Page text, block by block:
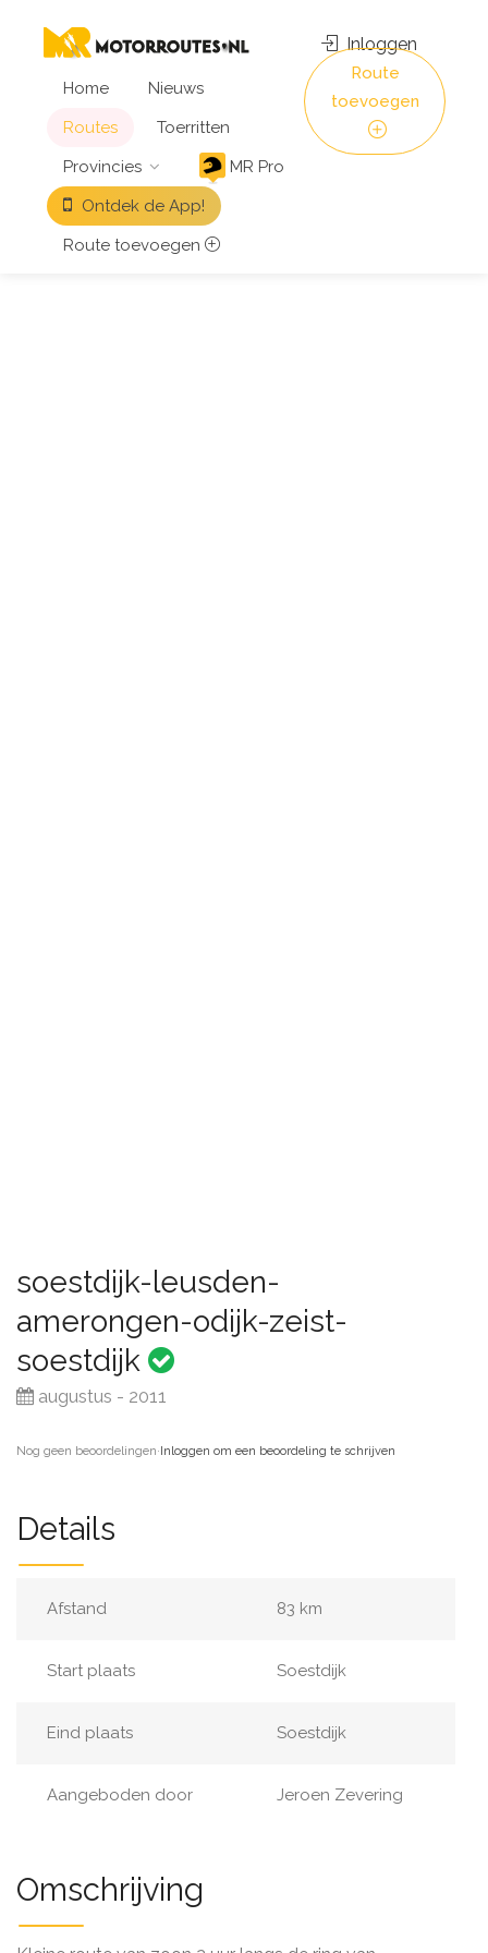
Home
Nieuws
Routes
Toerritten
Provincies
MR Pro
Ontdek de App!
Route toevoegen
Inloggen
Route
toevoegen
soestdijk-leusden-
amerongen-odijk-zeist-
soestdijk
augustus - 2011
Nog geen beoordelingen·Inloggen om een beoordeling te schrijven
Details
Afstand 83 km
Start plaats Soestdijk
Eind plaats Soestdijk
Aangeboden door Jeroen Zevering
Omschrijving